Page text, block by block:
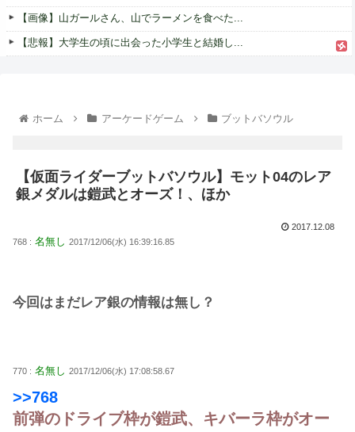
【画像】山ガールさん、山でラーメンを食べた...
【悲報】大学生の頃に出会った小学生と結婚し...
ホーム アーケードゲーム ブットバソウル
【仮面ライダーブットバソウル】モット04のレア
銀メダルは鎧武とオーズ！、ほか
2017.12.08
768 : 名無し 2017/12/06(水) 16:39:16.85
今回はまだレア銀の情報は無し？
770 : 名無し 2017/12/06(水) 17:08:58.67
>>768
前弾のドライブ枠が鎧武、キバーラ枠がオー